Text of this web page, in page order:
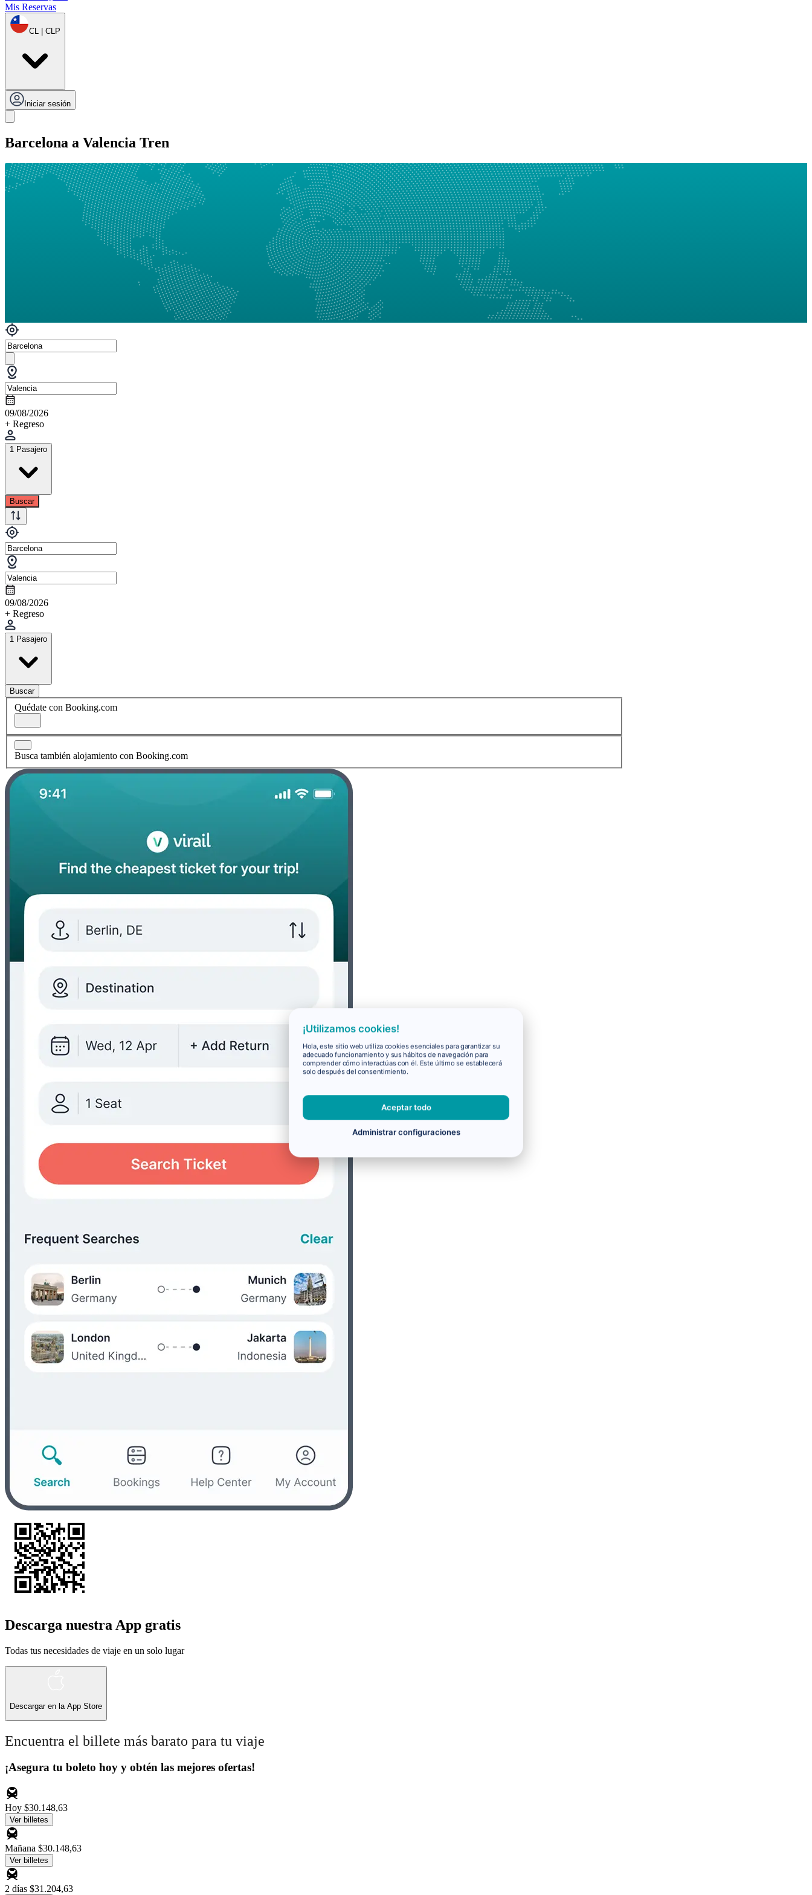
Mis Reservas
CL | CLP
Iniciar sesión
Barcelona a Valencia Tren
09/08/2026
+ Regreso
1 Pasajero
Buscar
09/08/2026
+ Regreso
1 Pasajero
Buscar
Quédate con Booking.com
Busca también alojamiento con Booking.com
Descarga nuestra App gratis
Todas tus necesidades de viaje en un solo lugar
Descargar en la App Store
Encuentra el billete más barato para tu viaje
¡Asegura tu boleto hoy y obtén las mejores ofertas!
Hoy $30.148,63
Ver billetes
Mañana $30.148,63
Ver billetes
2 días $31.204,63
¡Utilizamos cookies!
Hola, este sitio web utiliza cookies esenciales para garantizar su
adecuado funcionamiento y sus hábitos de navegación para
comprender cómo interactúas con él. Este último se establecerá
solo después del consentimiento.
Aceptar todo
Administrar configuraciones